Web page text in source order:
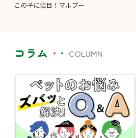
この子に注目！マルプー
コラム COLUMN